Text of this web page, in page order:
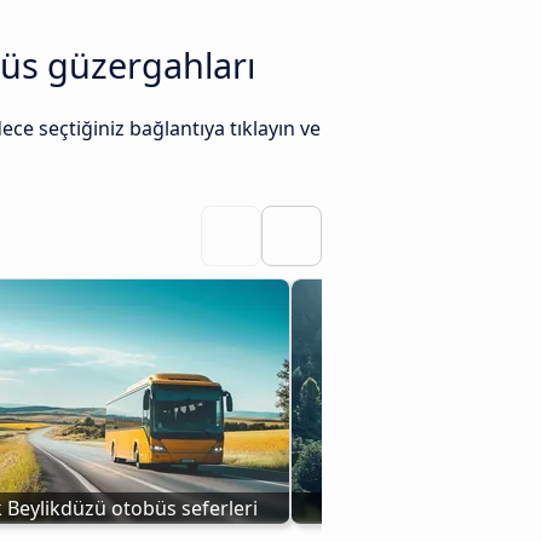
güzergahları
seçtiğiniz bağlantıya tıklayın ve
Beylikdüzü otobüs seferleri